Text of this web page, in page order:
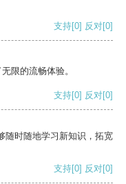
支持[0] 反对[0]
限的流畅体验。
支持[0] 反对[0]
随时随地学习新知识，拓宽
支持[0] 反对[0]